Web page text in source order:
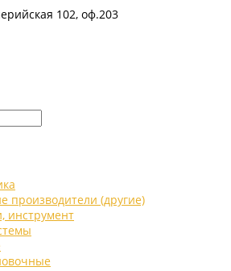
102, оф.203
производители (другие)
инструмент